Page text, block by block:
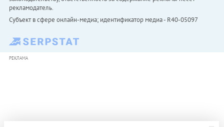
рекламодатель.
Субъект в сфере онлайн-медиа; идентификатор медиа - R40-05097
РЕКЛАМА